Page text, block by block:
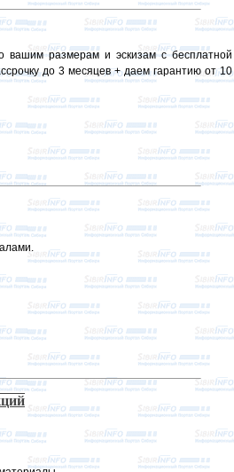
вашим размерам и эскизам с бесплатной
до 3 месяцев + даем гарантию от 10